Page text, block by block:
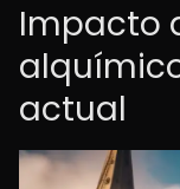
Impacto
actual